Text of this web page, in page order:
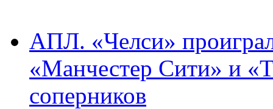
АПЛ. «Челси»
«Манчестер Сити» и
соперников